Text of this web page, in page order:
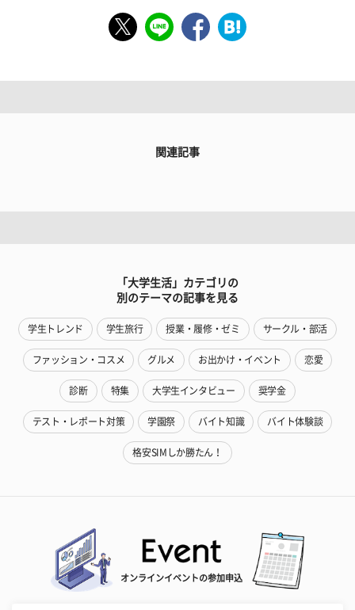
関連記事
「大学生活」カテゴリの
別のテーマの記事を見る
学生トレンド 学生旅行 授業・履修・ゼミ サークル・部活
ファッション・コスメ グルメ お出かけ・イベント 恋愛
診断 特集 大学生インタビュー 奨学金
テスト・レポート対策 学園祭 バイト知識 バイト体験談
格安SIMしか勝たん！
オンラインイベントの参加申込